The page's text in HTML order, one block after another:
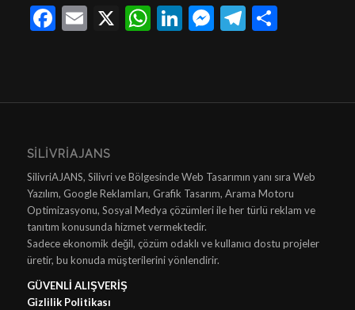
Facebook
Email
X WhatsApp
LinkedIn
Messenger
Telegram
Share
SILIVRIAJANS
SilivriAJANS, Silivri ve Bölgesinde Web Tasarımın yanı sıra Web
Yazılım, Google Reklamları, Grafik Tasarım, Arama Motoru
Optimizasyonu, Sosyal Medya çözümleri ile her türlü reklam ve
tanıtım konusunda hizmet vermektedir.
Sadece ekonomik değil, çözüm odaklı ve kullanıcı dostu projeler
üretir, bu konuda müşterilerini yönlendirir.
GÜVENLİ ALIŞVERİŞ
Gizlilik Politikası